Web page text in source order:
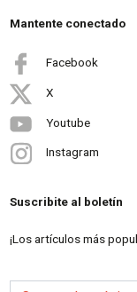
Mantente conectado
Facebook
X
Youtube
Instagram
Suscribite al boletín
¡Los artículos más